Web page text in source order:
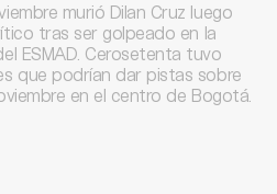
murió Dilan Cruz luego
tras ser golpeado en la
ESMAD. Cerosetenta tuvo
que podrían dar pistas sobre
en el centro de Bogotá.